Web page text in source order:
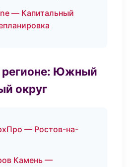
— Капитальный
регионе: Южный
округ
— Ростов-на-
Камень —